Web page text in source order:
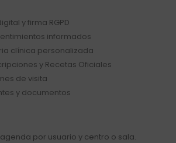
y firma RGPD
informados
clínica personalizada
y Recetas Oficiales
de visita
y documentos
por usuario y centro o sala.